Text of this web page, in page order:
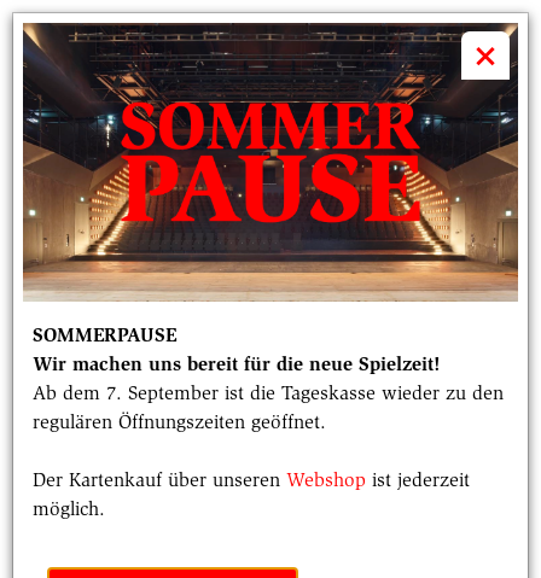
×
SOMMERPAUSE
Wir machen uns bereit für die neue Spielzeit!
Ab dem 7. September ist die Tageskasse wieder zu den
regulären Öffnungszeiten geöffnet.
Der Kartenkauf über unseren Webshop ist jederzeit
möglich.
 volkstheater
Pressematerial FAULENDER MOND
Hier finden Sie Pressematerial zur Premiere von
"FAULENDER MOND" von Anaïs Clerc in der Regie
von Simon Friedl. Die Premiere ist am 31. Januar
2025.
Die Bilder dürfen im Rahmen der Berichterstattung
unter Angabe des Copyrights honorarfrei genutzt
werden. © Gabriela Neeb.